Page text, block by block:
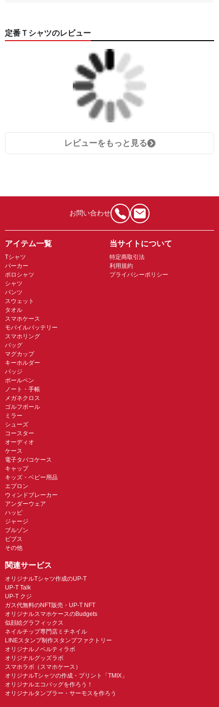
定番Ｔシャツのレビュー
レビューをもっと見る
お問い合わせ
アイテム一覧
Tシャツ
パーカー
ポロシャツ
シャツ
パンツ
スウェット
タオル
スマホケース
モバイルバッテリー
スマホリング
バッグ
マグカップ
キーホルダー
バッジ
ボールペン
ノート・手帳
メガネクロス
ゴルフボール
ミラー
シューズ
コースター
オーディオ
ケース
電子タバコケース
キャップ
キッズ・ベビー用品
エプロン
ウィンドブレーカー
アンダーウェア
ハッピ
ジャージ
ブルゾン
ビブス
その他
当サイトについて
特定商取引法
利用規約
プライバシーポリシー
関連サービス
オリジナルTシャツ作成のUP-T
UP-T Talk
UP-T クジ
ガス代無料のNFT販売・UP-T NFT
オリジナルスマホケースのBudgets
似顔絵グラフィックス
ネイルチップ専門店ミチネイル
LINEスタンプ制作スタンプファクトリー
オリジナルノベルティラボ
オリジナルグッズラボ
スマホラボ（スマホケース）
オリジナルTシャツの作成・プリント「TMIX」
オリジナルエコバッグを作ろう！
オリジナルタンブラー・サーモスを作ろう